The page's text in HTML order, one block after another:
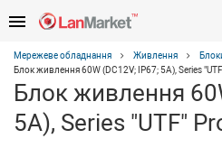
Мережеве обладнання Живлення
Блок живлення 60W (DC12V; IP67; 5А), Series
Блок живлення
5А), Series "UTF"